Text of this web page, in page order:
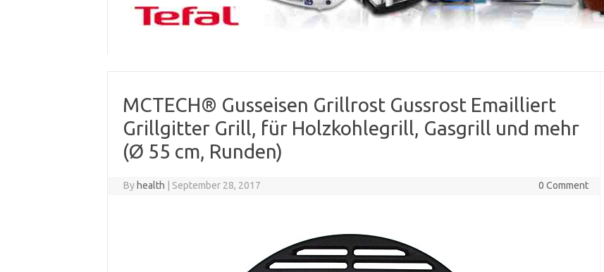
MCTECH® Gusseisen Grillrost Gussrost Emailliert
Grillgitter Grill, für Holzkohlegrill, Gasgrill und mehr
(Ø 55 cm, Runden)
By health September 28, 2017 0 Comment